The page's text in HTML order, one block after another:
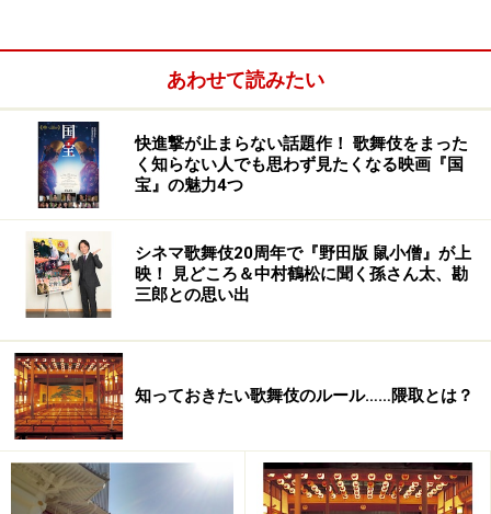
お芝居の中のお金
もう少し例を挙げてみましょう。
「人情噺文七元結(にんじょうばなしぶんしちもっと
い)」という落語をもとにしたお芝居では、長兵衛さんと
いう主人公が五十両のお金をめぐって悲喜こもごものド
ラマを演じます。
あわせて読みたい
快進撃が止まらない話題作！ 歌舞伎をまった
く知らない人でも思わず見たくなる映画『国
宝』の魅力4つ
シネマ歌舞伎20周年で『野田版 鼠小僧』が上
映！ 見どころ＆中村鶴松に聞く孫さん太、勘
三郎との思い出
知っておきたい歌舞伎のルール……隈取とは？